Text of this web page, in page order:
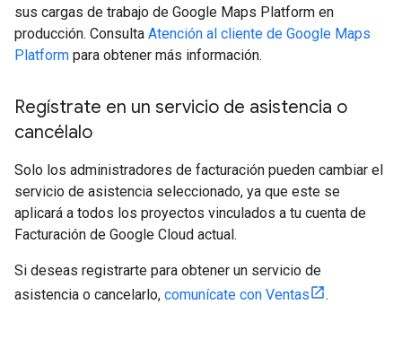
sus cargas de trabajo de Google Maps Platform en
producción. Consulta Atención al cliente de Google Maps
Platform para obtener más información.
Regístrate en un servicio de asistencia o
cancélalo
Solo los administradores de facturación pueden cambiar el
servicio de asistencia seleccionado, ya que este se
aplicará a todos los proyectos vinculados a tu cuenta de
Facturación de Google Cloud actual.
Si deseas registrarte para obtener un servicio de
asistencia o cancelarlo, comunícate con Ventas .